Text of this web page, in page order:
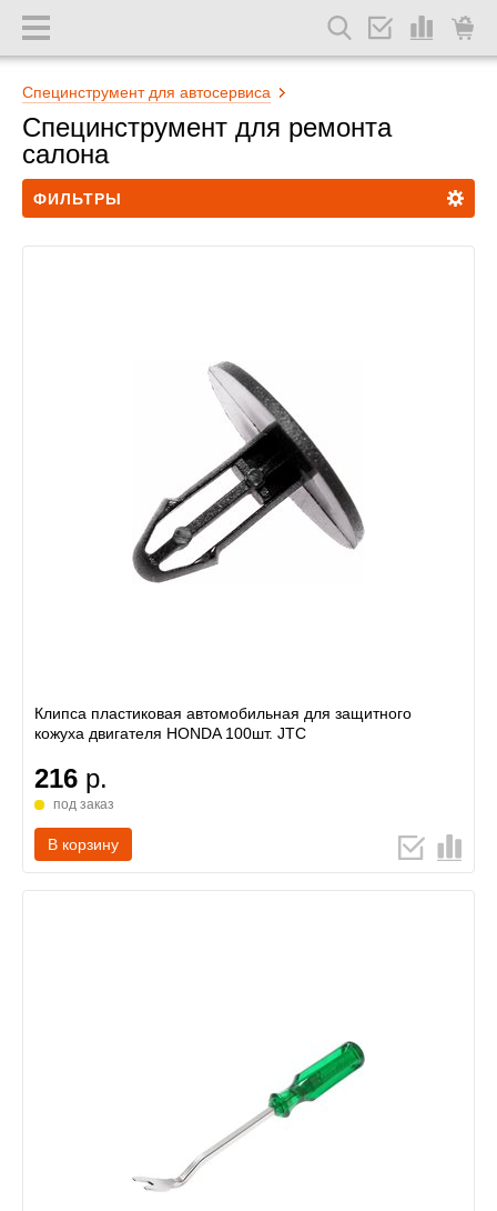
Специнструмент для автосервиса
Специнструмент для ремонта
салона
ФИЛЬТРЫ
Клипса пластиковая автомобильная для защитного
кожуха двигателя HONDA 100шт. JTC
216 р.
под заказ
В корзину